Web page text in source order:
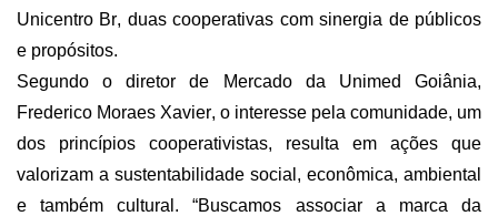
Unicentro Br, duas cooperativas com sinergia de públicos
e propósitos.
Segundo o diretor de Mercado da Unimed Goiânia,
Frederico Moraes Xavier, o interesse pela comunidade, um
dos princípios cooperativistas, resulta em ações que
valorizam a sustentabilidade social, econômica, ambiental
e também cultural. “Buscamos associar a marca da